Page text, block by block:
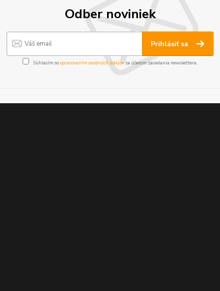
Odber noviniek
Prihlásiť sa
Súhlasím sospracovaním osobných údajov za účelom zasielania newslettera.